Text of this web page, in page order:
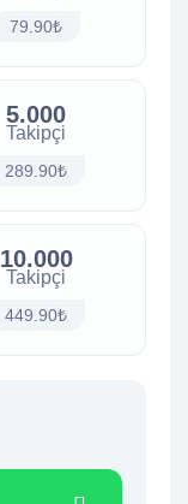
79.90₺
5.000
Takipçi
289.90₺
10.000
Takipçi
449.90₺